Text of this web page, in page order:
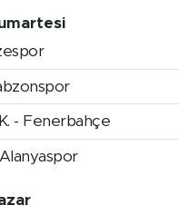
- Fenerbahçe